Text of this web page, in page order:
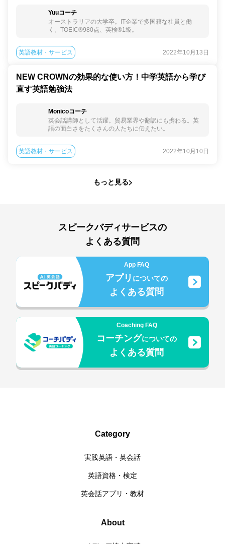
Yuuコーチ
オーストラリアの大学卒。IT企業で多国籍な社員と働
く。TOEIC®980点、英検®1級。
英語教材・サービス 2022年10月13日
NEW CROWNの効果的な使い方！中学英語から学び
直す英語勉強法
Monicoコーチ
英会話講師として活躍。貿易業界や翻訳にも携わる。英
語の面白さをたくさんの人たちに伝えたい。
英語教材・サービス 2022年10月10日
もっと見る
スピークバディサービスの
よくある質問
App FAQ
アプリ についての
よくある質問
Coaching FAQ
コーチングについての
よくある質問
Category
実践英語・英会話
英語資格・検定
英会話アプリ・教材
About